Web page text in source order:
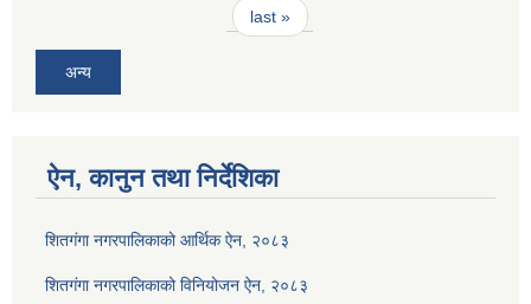
last »
अन्य
ऐन, कानुन तथा निर्देशिका
शितगंगा नगरपालिकाको आर्थिक ऐन, २०८३
शितगंगा नगरपालिकाको विनियोजन ऐन, २०८३